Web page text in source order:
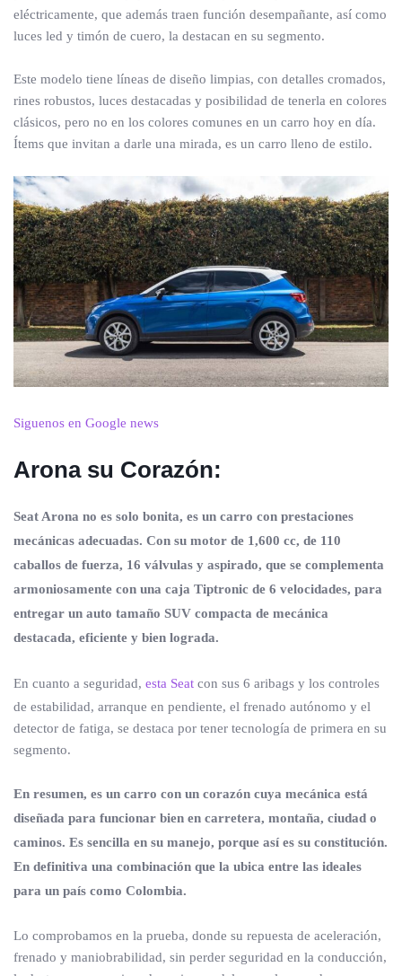
eléctricamente, que además traen función desempañante, así como
luces led y timón de cuero, la destacan en su segmento.
Este modelo tiene líneas de diseño limpias, con detalles cromados,
rines robustos, luces destacadas y posibilidad de tenerla en colores
clásicos, pero no en los colores comunes en un carro hoy en día.
Ítems que invitan a darle una mirada, es un carro lleno de estilo.
Siguenos en Google news
Arona su Corazón:
Seat Arona no es solo bonita, es un carro con prestaciones
mecánicas adecuadas. Con su motor de 1,600 cc, de 110
caballos de fuerza, 16 válvulas y aspirado, que se complementa
armoniosamente con una caja Tiptronic de 6 velocidades, para
entregar un auto tamaño SUV compacta de mecánica
destacada, eficiente y bien lograda.
En cuanto a seguridad, esta Seat con sus 6 aribags y los controles
de estabilidad, arranque en pendiente, el frenado autónomo y el
detector de fatiga, se destaca por tener tecnología de primera en su
segmento.
En resumen, es un carro con un corazón cuya mecánica está
diseñada para funcionar bien en carretera, montaña, ciudad o
caminos. Es sencilla en su manejo, porque así es su constitución.
En definitiva una combinación que la ubica entre las ideales
para un país como Colombia.
Lo comprobamos en la prueba, donde su repuesta de aceleración,
frenado y maniobrabilidad, sin perder seguridad en la conducción,